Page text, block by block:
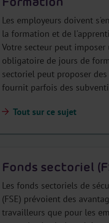
Les employeurs doivent
la formation et de
Votre secteur peut imposer
obligatoire de jours de
sectoriel peut proposer
fournit parfois des
Tout sur ce sujet
Fonds sectoriel
Les fonds sectoriels de
(FSE) prévoient des
travailleurs que pour les